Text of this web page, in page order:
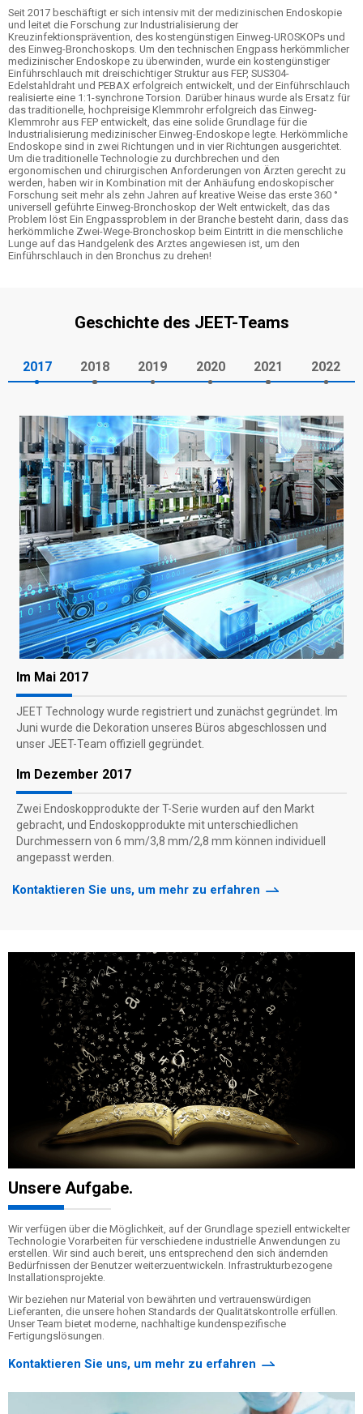
Seit 2017 beschäftigt er sich intensiv mit der medizinischen Endoskopie
und leitet die Forschung zur Industrialisierung der
Kreuzinfektionsprävention, des kostengünstigen Einweg-UROSKOPs und
des Einweg-Bronchoskops. Um den technischen Engpass herkömmlicher
medizinischer Endoskope zu überwinden, wurde ein kostengünstiger
Einführschlauch mit dreischichtiger Struktur aus FEP, SUS304-
Edelstahldraht und PEBAX erfolgreich entwickelt, und der Einführschlauch
realisierte eine 1:1-synchrone Torsion. Darüber hinaus wurde als Ersatz für
das traditionelle, hochpreisige Klemmrohr erfolgreich das Einweg-
Klemmrohr aus FEP entwickelt, das eine solide Grundlage für die
Industrialisierung medizinischer Einweg-Endoskope legte. Herkömmliche
Endoskope sind in zwei Richtungen und in vier Richtungen ausgerichtet.
Um die traditionelle Technologie zu durchbrechen und den
ergonomischen und chirurgischen Anforderungen von Ärzten gerecht zu
werden, haben wir in Kombination mit der Anhäufung endoskopischer
Forschung seit mehr als zehn Jahren auf kreative Weise das erste 360 °
universell geführte Einweg-Bronchoskop der Welt entwickelt, das das
Problem löst Ein Engpassproblem in der Branche besteht darin, dass das
herkömmliche Zwei-Wege-Bronchoskop beim Eintritt in die menschliche
Lunge auf das Handgelenk des Arztes angewiesen ist, um den
Einführschlauch in den Bronchus zu drehen!
Geschichte des JEET-Teams
2017 2018 2019 2020 2021 2022
Im Mai 2017
JEET Technology wurde registriert und zunächst gegründet. Im
Juni wurde die Dekoration unseres Büros abgeschlossen und
unser JEET-Team offiziell gegründet.
Im Dezember 2017
Zwei Endoskopprodukte der T-Serie wurden auf den Markt
gebracht, und Endoskopprodukte mit unterschiedlichen
Durchmessern von 6 mm/3,8 mm/2,8 mm können individuell
angepasst werden.
Kontaktieren Sie uns, um mehr zu erfahren
Unsere Aufgabe.
Wir verfügen über die Möglichkeit, auf der Grundlage speziell entwickelter
Technologie Vorarbeiten für verschiedene industrielle Anwendungen zu
erstellen. Wir sind auch bereit, uns entsprechend den sich ändernden
Bedürfnissen der Benutzer weiterzuentwickeln. Infrastrukturbezogene
Installationsprojekte.
Wir beziehen nur Material von bewährten und vertrauenswürdigen
Lieferanten, die unsere hohen Standards der Qualitätskontrolle erfüllen.
Unser Team bietet moderne, nachhaltige kundenspezifische
Fertigungslösungen.
Kontaktieren Sie uns, um mehr zu erfahren